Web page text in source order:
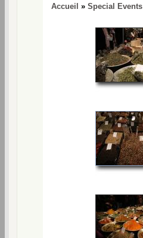
Accueil » Special Events